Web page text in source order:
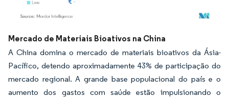
Imagem © Mordor Intelligence. O reuso requer atribuição conforme CC BY 4.0.
Mercado de Materiais Bioativos na China
A China domina o mercado de materiais bioativos da Ásia-
Pacífico, detendo aproximadamente 43% de participação do
mercado regional. A grande base populacional do país e o
aumento dos gastos com saúde estão impulsionando o